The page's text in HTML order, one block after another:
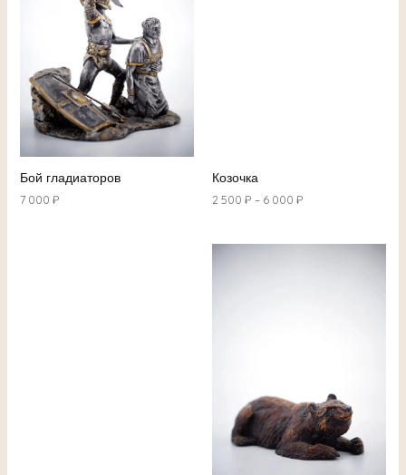
Бой гладиаторов
7 000 ₽
Козочка
2 500 ₽ – 6 000 ₽